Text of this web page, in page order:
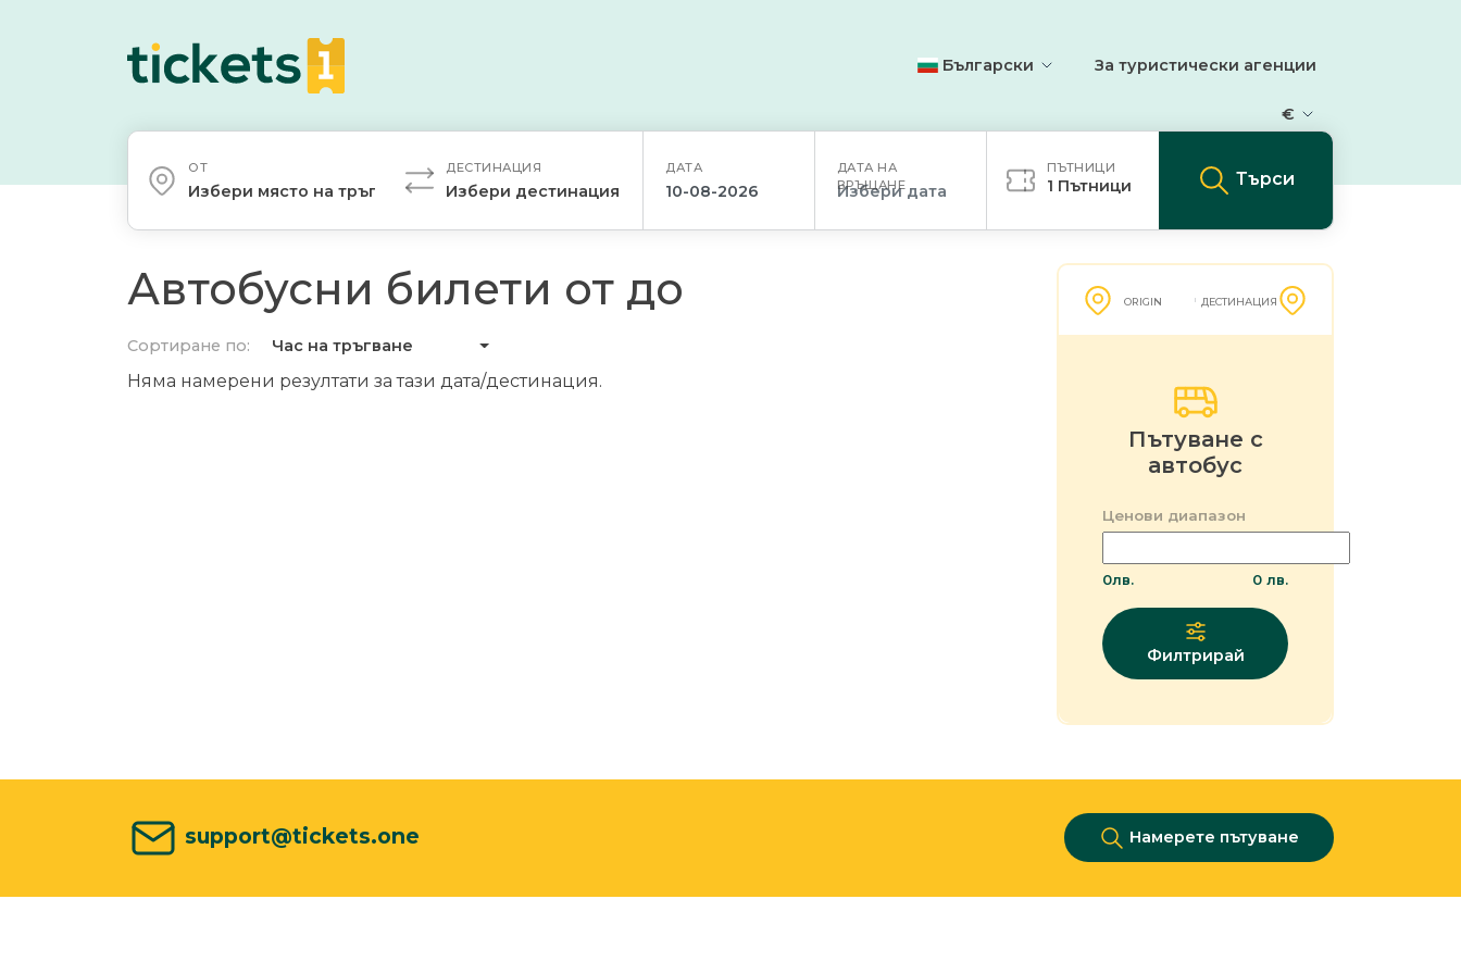
Български За туристически агенции
€
ОТ
Избери място на тръгване
ДЕСТИНАЦИЯ
Избери дестинация
ДАТА
ДАТА НА
ВРЪЩАНЕ
ПЪТНИЦИ
1 Пътници Търси
Автобусни билети от до
Сортиране по: Час на тръгване
Няма намерени резултати за тази дата/дестинация.
ORIGIN ДЕСТИНАЦИЯ
Пътуване с
автобус
Ценови диапазон
0лв. 0 лв.
Филтрирай
support@tickets.one Намерете пътуване